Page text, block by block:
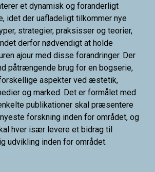
et dynamisk og foranderligt
idet der uafladeligt tilkommer nye
strategier, praksisser og teorier,
derfor nødvendigt at holde
ajour med disse forandringer. Der
påtrængende brug for en bogserie,
aspekter ved æstetik,
og marked. Det er formålet med
publikationer skal præsentere
forskning inden for området, og
hver især levere et bidrag til
udvikling inden for området.